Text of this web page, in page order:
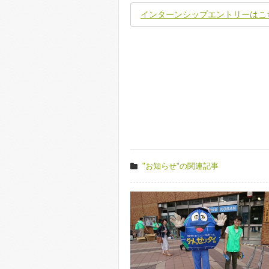
インターンシップエントリーはこ
"お知らせ"の関連記事